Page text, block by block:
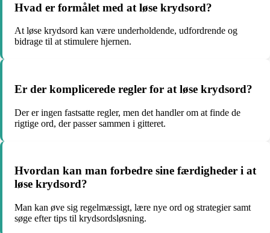
Hvad er formålet med at løse krydsord?
At løse krydsord kan være underholdende, udfordrende og
bidrage til at stimulere hjernen.
Er der komplicerede regler for at løse krydsord?
Der er ingen fastsatte regler, men det handler om at finde de
rigtige ord, der passer sammen i gitteret.
Hvordan kan man forbedre sine færdigheder i at
løse krydsord?
Man kan øve sig regelmæssigt, lære nye ord og strategier samt
søge efter tips til krydsordsløsning.